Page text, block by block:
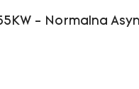
- Normalna